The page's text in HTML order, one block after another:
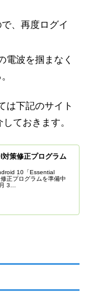
、再度ログイ
電波を掴まなく
は下記のサイト
ておきます。
策修正プログラム
10「Essential
正プログラムを準備中
3…